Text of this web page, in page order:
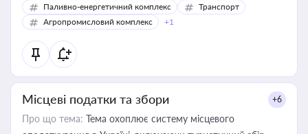
Паливно-енергетичний комплекс
Транспорт
Агропромисловий комплекс
+1
Місцеві податки та збори +6
Про що тема: Тема охоплює систему місцевого